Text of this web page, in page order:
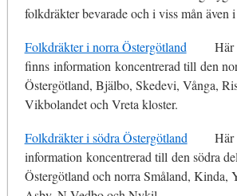
folkdräkter bevarade och i viss mån även
Folkdräkter i norra Östergötland Här
finns information koncentrerad till den
Östergötland, Bjälbo, Skedevi, Vånga,
Vikbolandet och Vreta kloster.
Folkdräkter i södra Östergötland Här
information koncentrerad till den södra
Östergötland och norra Småland, Kinda,